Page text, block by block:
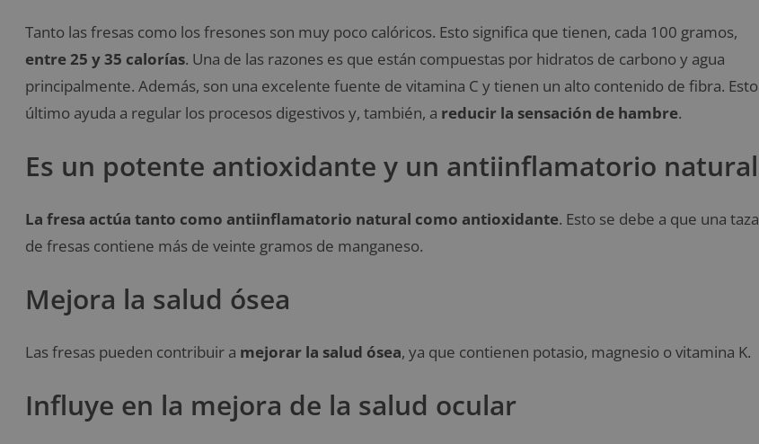
Tanto las fresas como los fresones son muy poco calóricos. Esto significa que tienen, cada 100 gramos,
entre 25 y 35 calorías. Una de las razones es que están compuestas por hidratos de carbono y agua
principalmente. Además, son una excelente fuente de vitamina C y tienen un alto contenido de fibra. Esto
último ayuda a regular los procesos digestivos y, también, a reducir la sensación de hambre.
Es un potente antioxidante y un antiinflamatorio natural
La fresa actúa tanto como antiinflamatorio natural como antioxidante. Esto se debe a que una taza
de fresas contiene más de veinte gramos de manganeso.
Mejora la salud ósea
Las fresas pueden contribuir a mejorar la salud ósea, ya que contienen potasio, magnesio o vitamina K.
Influye en la mejora de la salud ocular